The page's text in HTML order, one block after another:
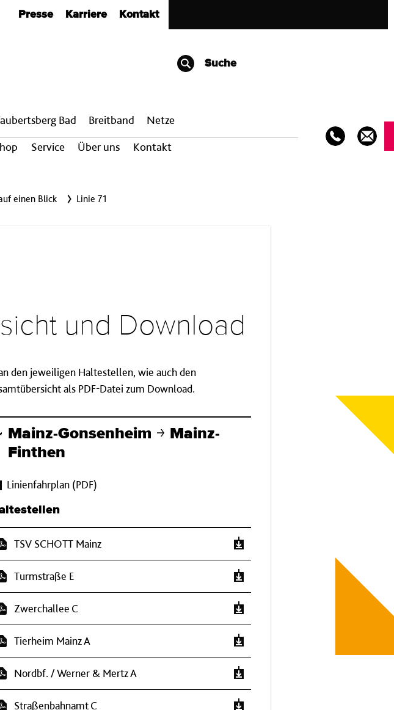
Presse Karriere Kontakt
Suche
Service Über uns Kontakt
Bad Breit­band Netze
einen Blick Linie 71
und Download
den jeweiligen Haltestellen, wie auch den
als PDF-Datei zum Download.
Mainz-Gonsenheim
Mainz-
Finthen
Linienfahrplan (PDF)
TSV SCHOTT Mainz
Turmstraße E
Zwerchallee C
Tierheim Mainz A
Nordbf. / Werner & Mertz A
Straßenbahnamt C